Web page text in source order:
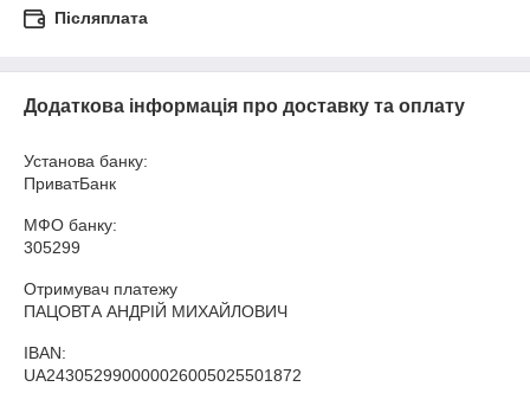
Післяплата
Додаткова інформація про доставку та оплату
Установа банку:
ПриватБанк
МФО банку:
305299
Отримувач платежу
ПАЦОВТА АНДРІЙ МИХАЙЛОВИЧ
IBAN:
UA243052990000026005025501872